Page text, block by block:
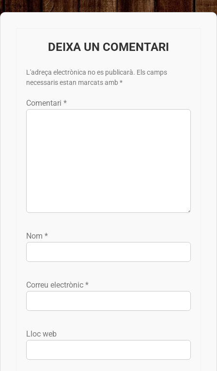
DEIXA UN COMENTARI
L'adreça electrònica no es publicarà. Els camps
necessaris estan marcats amb *
Comentari *
Nom *
Correu electrònic *
Lloc web